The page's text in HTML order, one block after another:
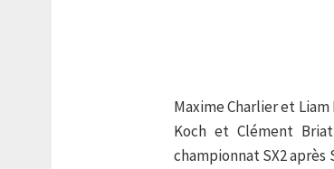
Maxime Charlier et
Koch et Clément
championnat SX2